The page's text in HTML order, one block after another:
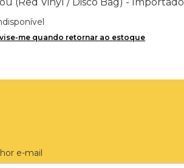
me quando retornar ao estoque
e-mail